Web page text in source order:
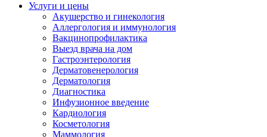
Услуги и цены
Акушерство и гинекология
Аллергология и иммунология
Вакцинопрофилактика
Выезд врача на дом
Гастроэнтерология
Дерматовенерология
Дерматология
Диагностика
Инфузионное введение
Кардиология
Косметология
Маммология